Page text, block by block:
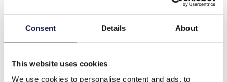
Consent Details About
This website uses cookies
We use cookies to personalise content and ads, to
Beschrijving
F-E8.1 E1660-021 Earrings Freshwater pearls 4x2.5cm